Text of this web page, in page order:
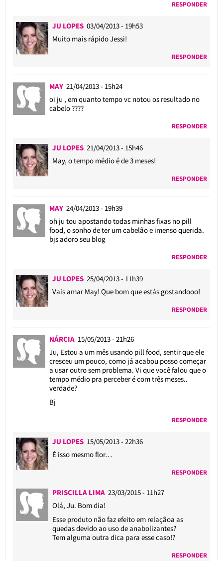
RESPONDER
JU LOPES03/04/2013 - 19h53
Muito mais rápido Jessi!
RESPONDER
MAY 21/04/2013 - 15h24
oi ju , em quanto tempo vc notou os resultado no
cabelo ????
RESPONDER
JU LOPES21/04/2013 - 15h46
May, o tempo médio é de 3 meses!
RESPONDER
MAY 24/04/2013 - 19h39
oh ju tou apostando todas minhas fixas no pill
food, o sonho de ter um cabelão e imenso querida.
bjs adoro seu blog
RESPONDER
JU LOPES25/04/2013 - 11h39
Vais amar May! Que bom que estás gostandooo!
RESPONDER
NÁRCIA 15/05/2013 - 21h26
Ju, Estou a um mês usando pill food, sentir que ele
cresceu um pouco, como já acabou posso começar
a usar outro sem problema. Vi que você falou que o
tempo médio pra perceber é com três meses..
verdade?
Bj
RESPONDER
JU LOPES 15/05/2013 - 22h36
É isso mesmo flor…
RESPONDER
PRISCILLA LIMA23/03/2015 - 11h27
Olá, Ju. Bom dia!
Esse produto não faz efeito em relaçãoa as
quedas devido ao uso de anabolizantes?
Tem alguma outra dica para esse caso!?
RESPONDER